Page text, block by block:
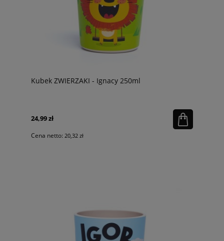
Kubek ZWIERZAKI - Ignacy 250ml
24,99 zł
Cena netto: 20,32 zł